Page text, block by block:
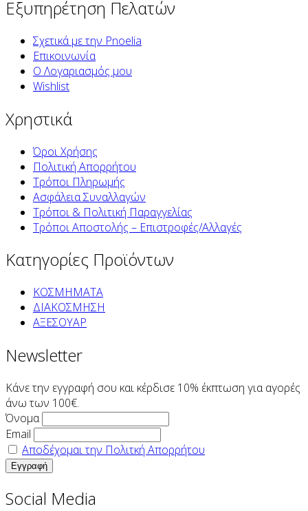
Εξυπηρέτηση Πελατών
Σχετικά με την Pnoelia
Επικοινωνία
Ο Λογαριασμός μου
Wishlist
Χρηστικά
Όροι Χρήσης
Πολιτική Απορρήτου
Τρόποι Πληρωμής
Ασφάλεια Συναλλαγών
Τρόποι & Πολιτική Παραγγελίας
Τρόποι Αποστολής – Επιστροφές/Αλλαγές
Κατηγορίες Προϊόντων
ΚΟΣΜΗΜΑΤΑ
ΔΙΑΚΟΣΜΗΣΗ
ΑΞΕΣΟΥΑΡ
Newsletter
Κάνε την εγγραφή σου και κέρδισε 10% έκπτωση για αγορές
άνω των 100€.
Όνομα
Email
Αποδέχομαι την Πολιτκή Απορρήτου
Social Media